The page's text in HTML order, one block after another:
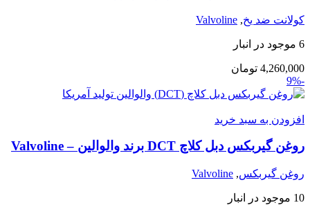
کولانت ضد یخ,
Valvoline
6 موجود در انبار
4,260,000 تومان
-9%
افزودن به سبد خرید
روغن گیربکس دبل کلاچ DCT برند والوالین – Valvoline
روغن گیربکس,
Valvoline
10 موجود در انبار